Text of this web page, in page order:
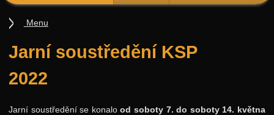
Jarní soustředění KSP
2022
Jarní soustředění se konalood soboty 7. do soboty 14. května
Menu
Podzimní 2026
Jarní 2026